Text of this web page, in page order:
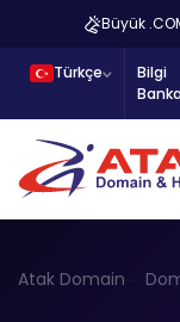
Büyük
Türkçe
Bilgi
Atak Domain